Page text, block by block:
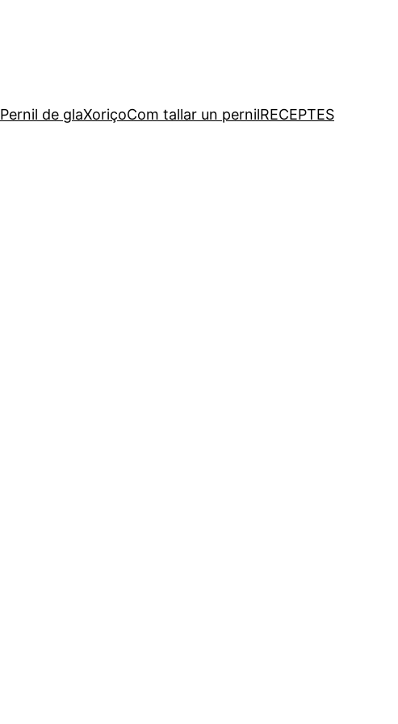
Pernil de glaXoriçoCom tallar un pernilRECEPTES